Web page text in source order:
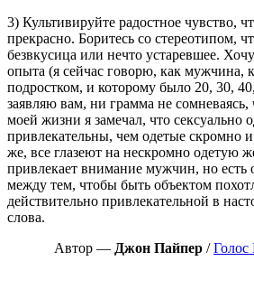
3) Культивируйте радостное чувство,
прекрасно. Боритесь со стереотипом,
безвкусица или нечто устаревшее.
опыта (я сейчас говорю, как мужчина,
подростком, и которому было 20, 30,
заявляю вам, ни грамма не
моей жизни я замечал, что
привлекательны, чем одетые скромно
же, все глазеют на нескромно одетую
привлекает внимание мужчин, но есть
между тем, чтобы быть объектом
действительно привлекательной в
слова.
Автор — Джон Пайпер /